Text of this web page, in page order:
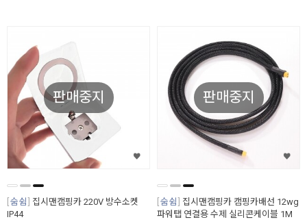
판매중지
숨쉼
집시맨캠핑카 220V 방수소켓
IP44
판매중지
숨쉼
집시맨캠핑카 캠핑카배선 12wg
파워탭 연결용 수제 실리콘케이블 1M